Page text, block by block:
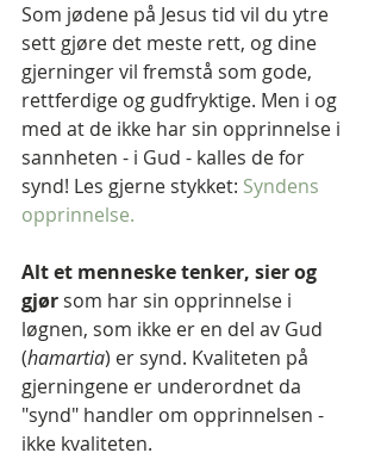
Som jødene på Jesus tid vil du ytre
sett gjøre det meste rett, og dine
gjerninger vil fremstå som gode,
rettferdige og gudfryktige. Men i og
med at de ikke har sin opprinnelse i
sannheten - i Gud - kalles de for
synd! Les gjerne stykket: Syndens
opprinnelse.
Alt et menneske tenker, sier og
gjør som har sin opprinnelse i
løgnen, som ikke er en del av Gud
(hamartia) er synd. Kvaliteten på
gjerningene er underordnet da
"synd" handler om opprinnelsen -
ikke kvaliteten.